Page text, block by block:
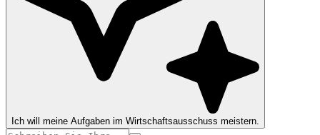
Ich will meine Aufgaben im Wirtschaftsausschuss meistern.